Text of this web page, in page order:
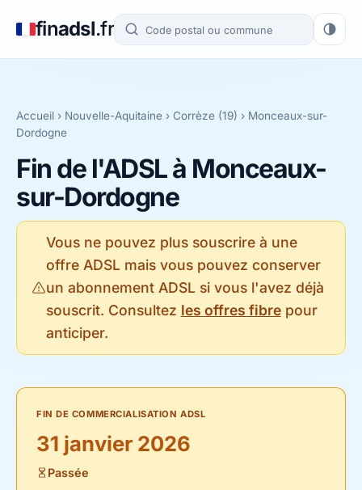
finadsl.fr
Accueil › Nouvelle-Aquitaine › Corrèze (19) › Monceaux-sur-
Dordogne
Fin de l'ADSL à Monceaux-
sur-Dordogne
Vous ne pouvez plus souscrire à une
offre ADSL mais vous pouvez conserver
un abonnement ADSL si vous l'avez déjà
souscrit. Consultez les offres fibrepour
anticiper.
FIN DE COMMERCIALISATION ADSL
31 janvier 2026
Passée